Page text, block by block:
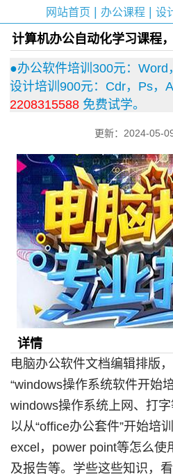
网站首页 办公课程 设
计算机办公自动化学习课程
●办公软件培训300元：
设计培训900元：Cdr，Ps，
2208315588 免费试学。
更新：2024-05-
详情
电脑办公软件文档编辑排版
“windows操作系统软件开始
windows操作系统上网、打
以从“office办公套件”开始培
excel，power point等怎么使
及报告等。学些这些知识，